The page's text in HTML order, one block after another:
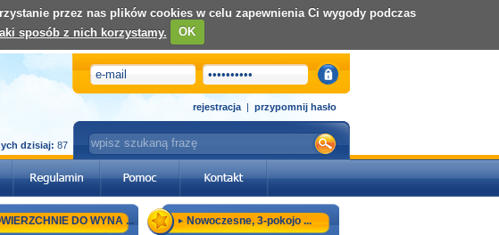
rejestracja | przypomnij hasło
dzisiaj: 87
DO WYNA ... Nowoczesne, 3-pokojo ...
przez nas plików cookies w celu zapewnienia Ci wygody podczas
sposób z nich korzystamy. OK